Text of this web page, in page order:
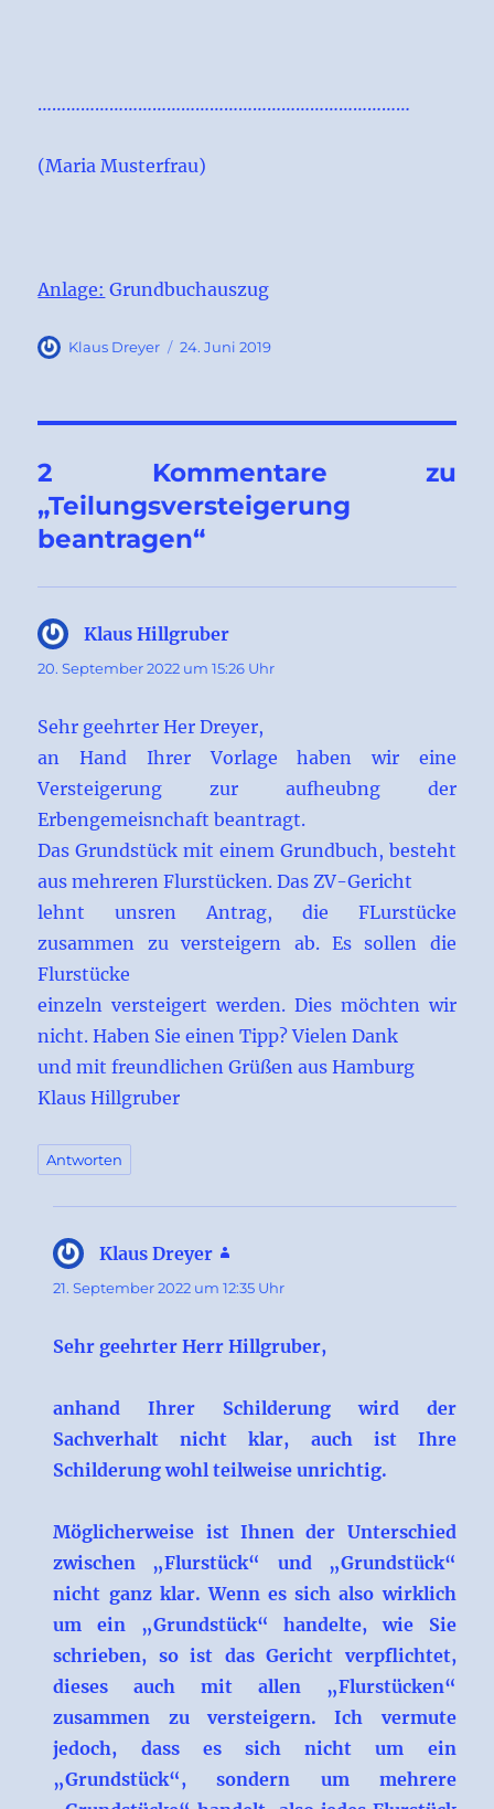
……………………………………………………………………
(Maria Musterfrau)
Anlage: Grundbuchauszug
Autor
Klaus Dreyer
Veröffentlicht
24. Juni 2019
2 Kommentare zu
„Teilungsversteigerung
beantragen“
Klaus Hillgruber
20. September 2022 um 15:26 Uhr
Sehr geehrter Her Dreyer,
an Hand Ihrer Vorlage haben wir eine
Versteigerung zur aufheubng der
Erbengemeisnchaft beantragt.
Das Grundstück mit einem Grundbuch, besteht
aus mehreren Flurstücken. Das ZV-Gericht
lehnt unsren Antrag, die FLurstücke
zusammen zu versteigern ab. Es sollen die
Flurstücke
einzeln versteigert werden. Dies möchten wir
nicht. Haben Sie einen Tipp? Vielen Dank
und mit freundlichen Grüßen aus Hamburg
Klaus Hillgruber
Antworten
Klaus Dreyer
21. September 2022 um 12:35 Uhr
Sehr geehrter Herr Hillgruber,
anhand Ihrer Schilderung wird der
Sachverhalt nicht klar, auch ist Ihre
Schilderung wohl teilweise unrichtig.
Möglicherweise ist Ihnen der Unterschied
zwischen „Flurstück“ und „Grundstück“
nicht ganz klar. Wenn es sich also wirklich
um ein „Grundstück“ handelte, wie Sie
schrieben, so ist das Gericht verpflichtet,
dieses auch mit allen „Flurstücken“
zusammen zu versteigern. Ich vermute
jedoch, dass es sich nicht um ein
„Grundstück“, sondern um mehrere